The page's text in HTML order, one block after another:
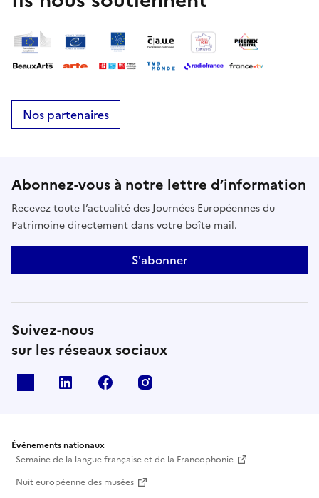
Nos partenaires
Abonnez-vous à notre lettre d’information
Recevez toute l’actualité des Journées Européennes du
Patrimoine directement dans votre boîte mail.
S'abonner
Suivez-nous
sur les réseaux sociaux
Linkedin Facebook
Événements nationaux
Semaine de la langue française et de la Francophonie
Nuit européenne des musées